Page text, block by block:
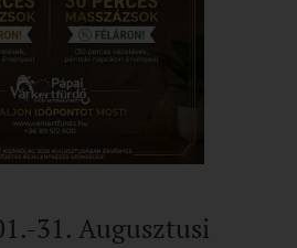
31. Augusztusi